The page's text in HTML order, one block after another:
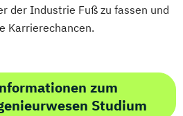
der Industrie Fuß zu fassen und
Karrierechancen.
zum
Studium